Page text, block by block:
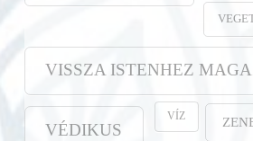
VISSZA ISTENHEZ
VÉDIKUS
VÍZ